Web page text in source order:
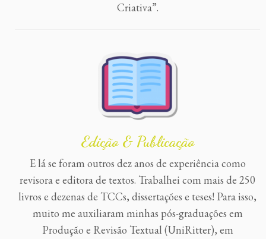
Criativa”.
Edição & Publicação
E lá se foram outros dez anos de experiência como
revisora e editora de textos. Trabalhei com mais de 250
livros e dezenas de TCCs, dissertações e teses! Para isso,
muito me auxiliaram minhas pós-graduações em
Produção e Revisão Textual (UniRitter), em